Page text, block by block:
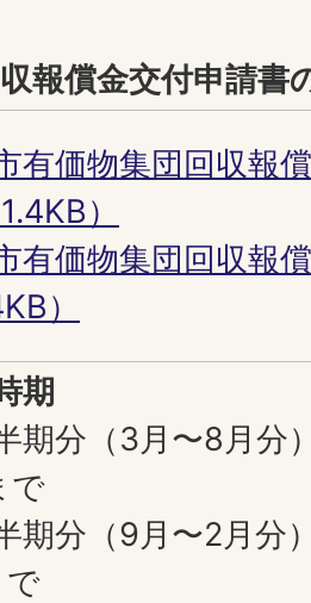
報償金交付申請書
有価物集団回収報
）
有価物集団回収報
）
期
期分（3月〜8月
で
期分（9月〜2月分
で